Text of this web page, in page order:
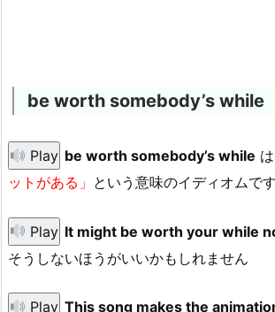
be worth somebody’s while
Play be worth somebody’s while は
ットがある」 という意味のイディオムです
Play It might be worth your while
そうしないほうがいいかもしれません
Play This song makes the